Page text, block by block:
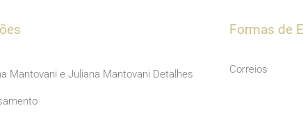
b
o
a
r
Mantovani e Juliana Mantovani Detalhes
Formas de
Correios